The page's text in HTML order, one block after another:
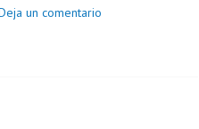
un comentario